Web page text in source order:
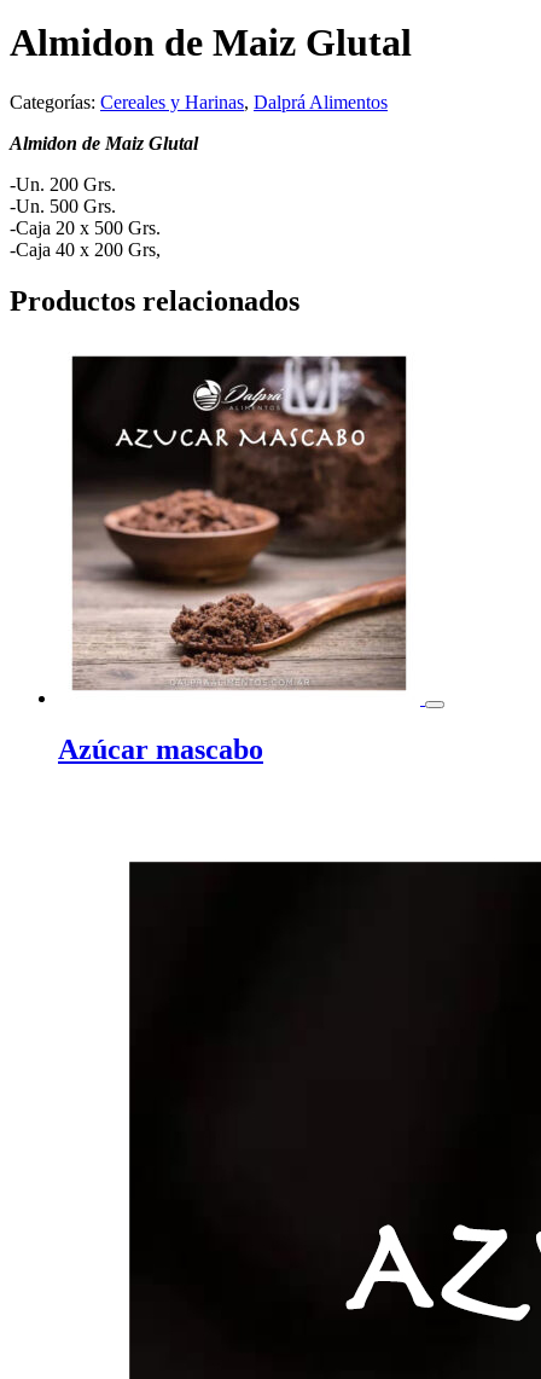
Almidon de Maiz Glutal
Categorías: Cereales y Harinas, Dalprá Alimentos
Almidon de Maiz Glutal
-Un. 200 Grs.
-Un. 500 Grs.
-Caja 20 x 500 Grs.
-Caja 40 x 200 Grs,
Productos relacionados
Azúcar mascabo